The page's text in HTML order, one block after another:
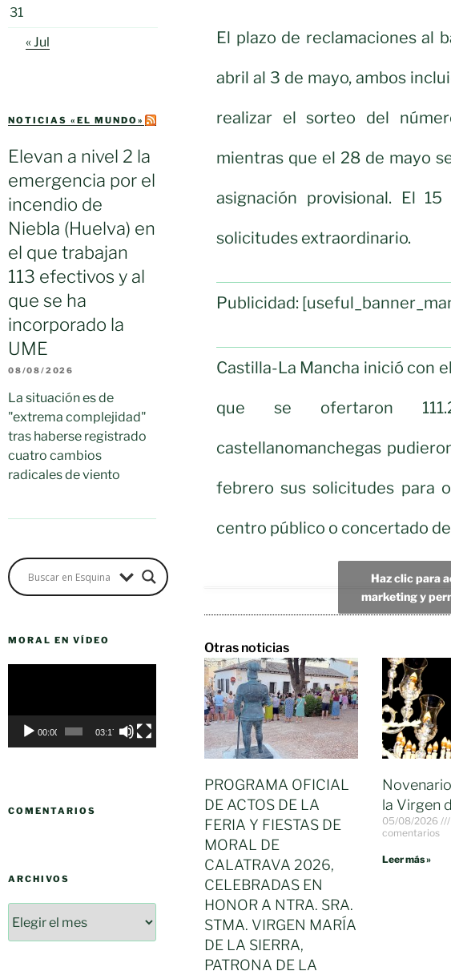
31
« Jul
NOTICIAS «EL MUNDO»
Elevan a nivel 2 la
emergencia por el
incendio de
Niebla (Huelva) en
el que trabajan
113 efectivos y al
que se ha
incorporado la
UME
08/08/2026
La situación es de
"extrema complejidad"
tras haberse registrado
cuatro cambios
radicales de viento
MORAL EN VÍDEO
00:00 03:17
COMENTARIOS
ARCHIVOS
El plazo de reclamaciones al
abril al 3 de mayo, ambos
realizar el sorteo del
mientras que el 28 de mayo
asignación provisional. El
solicitudes extraordinario.
Publicidad:
Castilla-La Mancha inició con
que se ofertaron
castellanomanchegas
febrero sus solicitudes para
centro público o concertado
Haz clic para
marketing y
Otras noticias
PROGRAMA OFICIAL
DE ACTOS DE LA
FERIA Y FIESTAS DE
MORAL DE
CALATRAVA 2026,
CELEBRADAS EN
HONOR A NTRA. SRA.
STMA. VIRGEN MARÍA
DE LA SIERRA,
PATRONA DE LA
la Virgen
05/08/2026
comentarios
Leer más »